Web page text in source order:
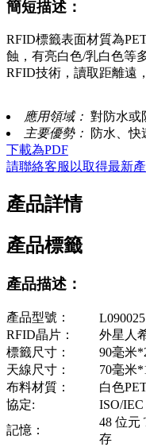
簡短描述：
RFID標籤表面材質為
蝕，有亮白色/乳白色等
RFID技術，讀取距離遠
應用領域： 對防水或
主要優勢：
防水、快
下載為PDF
請聯絡客服以取得最新
產品詳情
產品標籤
產品描述：
產品型號：
RFID晶片：
外星人
標籤尺寸：
90毫米
天線尺寸：
70毫米
布料材質：
白色
協定:
ISO/IEC
記憶：
48 位元
存